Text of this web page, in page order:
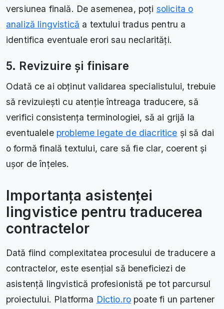
versiunea finală. De asemenea, poți solicita o
analiză lingvistică a textului tradus pentru a
identifica eventuale erori sau neclarități.
5. Revizuire și finisare
Odată ce ai obținut validarea specialistului, trebuie
să revizuiești cu atenție întreaga traducere, să
verifici consistența terminologiei, să ai grijă la
eventualele probleme legate de diacritice și să dai
o formă finală textului, care să fie clar, coerent și
ușor de înțeles.
Importanța asistenței
lingvistice pentru traducerea
contractelor
Dată fiind complexitatea procesului de traducere a
contractelor, este esențial să beneficiezi de
asistență lingvistică profesionistă pe tot parcursul
proiectului. Platforma Dictio.ro poate fi un partener